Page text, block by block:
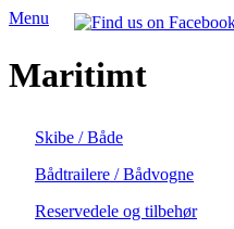
Menu
Maritimt
Skibe / Både
Bådtrailere / Bådvogne
Reservedele og tilbehør